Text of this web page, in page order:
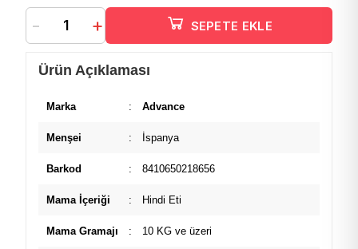
- + SEPETE EKLE
Ürün Açıklaması
Marka : Advance
Menşei : İspanya
Barkod : 8410650218656
Mama İçeriği : Hindi Eti
Mama Gramajı : 10 KG ve üzeri